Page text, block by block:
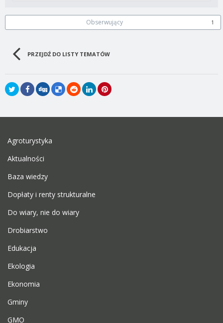
Obserwujący 1
PRZEJDŹ DO LISTY TEMATÓW
Agroturystyka
Aktualności
Baza wiedzy
Dopłaty i renty strukturalne
Do wiary, nie do wiary
Drobiarstwo
Edukacja
Ekologia
Ekonomia
Gminy
GMO